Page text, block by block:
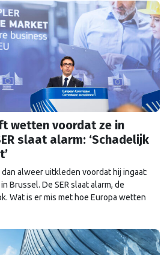
wetten voordat ze in
slaat alarm: ‘Schadelijk
alweer uitkleden voordat hij ingaat:
Brussel. De SER slaat alarm, de
Wat is er mis met hoe Europa wetten